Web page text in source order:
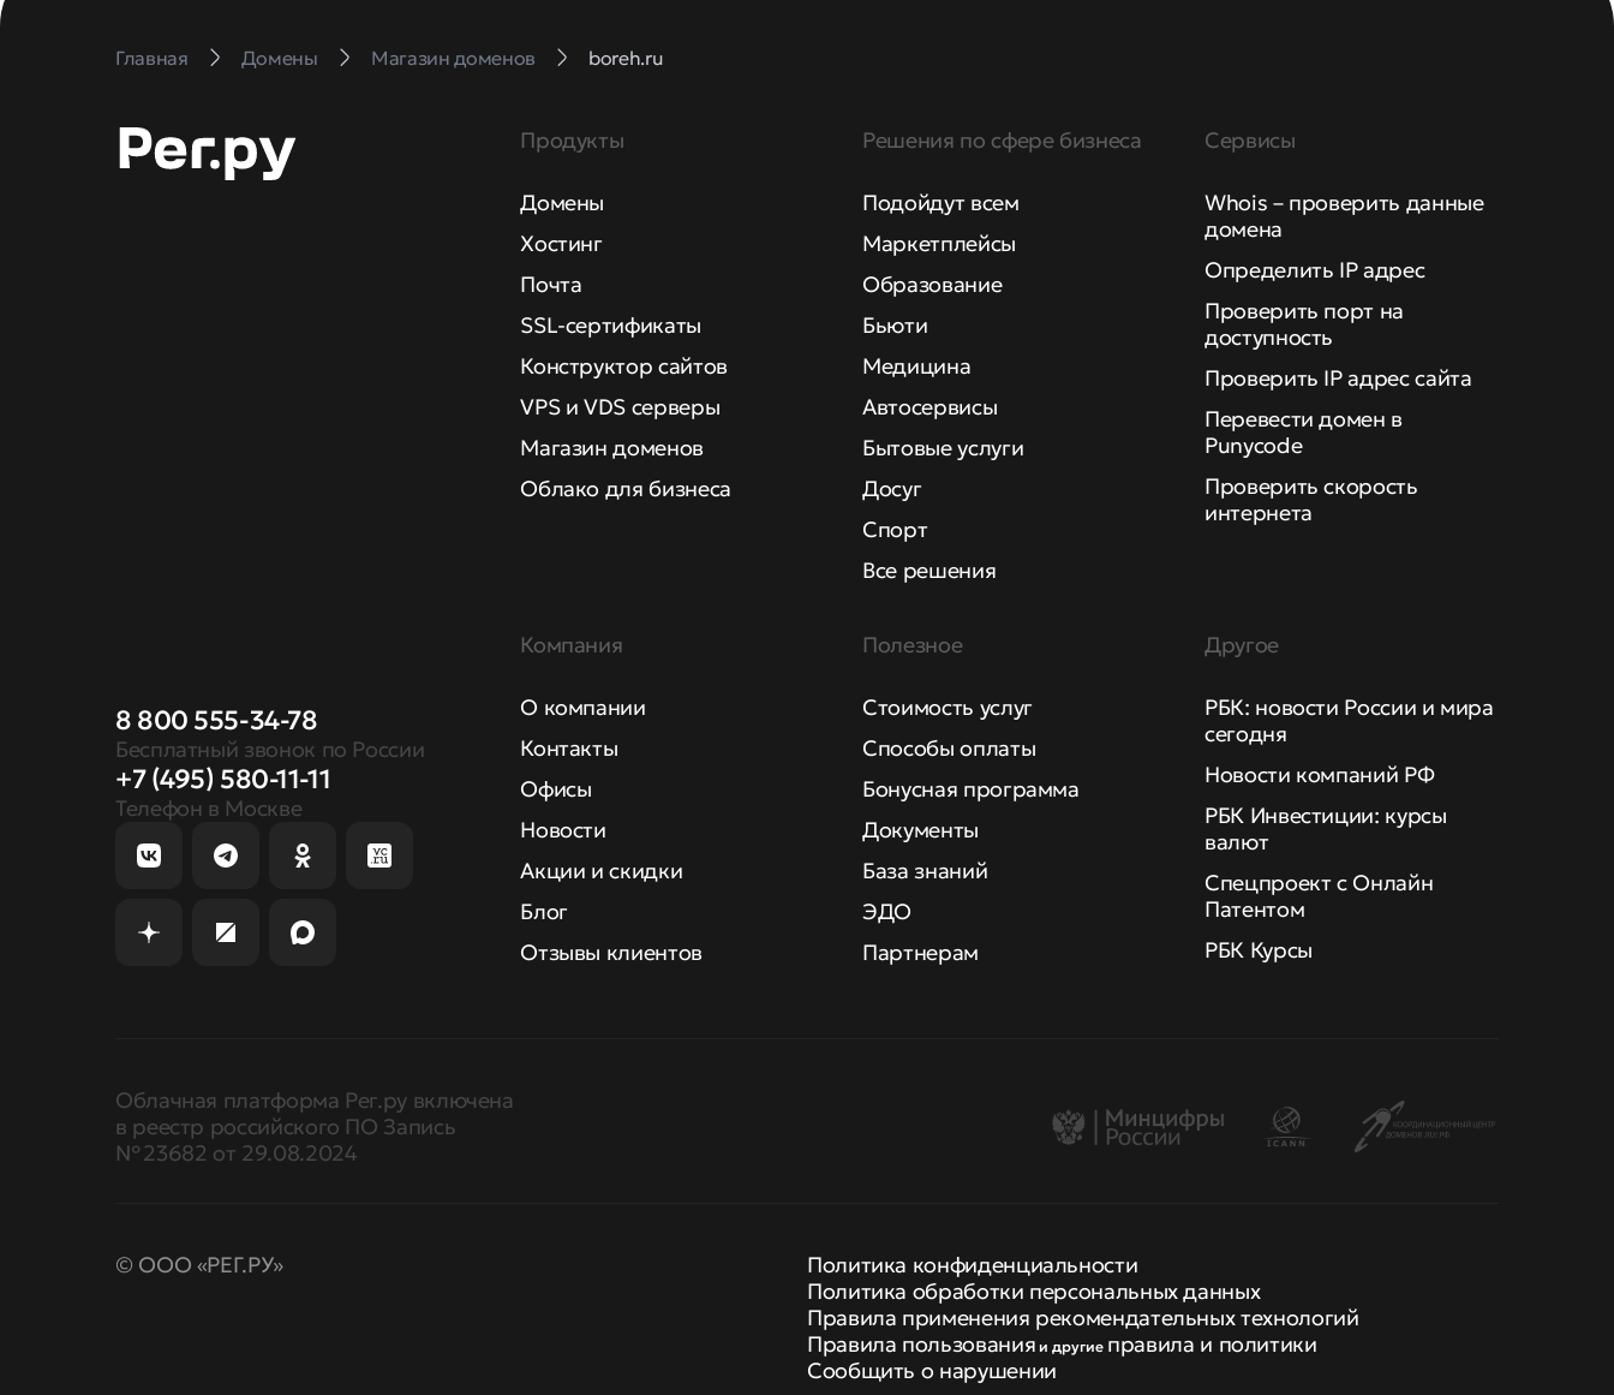
Главная Домены Магазин доменов boreh.ru
8 800 555-34-78
Бесплатный звонок по России
+7 (495) 580-11-11
Телефон в Москве
Продукты
Домены
Хостинг
Почта
SSL-сертификаты
Конструктор сайтов
VPS и VDS серверы
Магазин доменов
Облако для бизнеса
Решения по сфере бизнеса
Подойдут всем
Маркетплейсы
Образование
Бьюти
Медицина
Автосервисы
Бытовые услуги
Досуг
Спорт
Все решения
Сервисы
Whois – проверить данные
домена
Определить IP адрес
Проверить порт на
доступность
Проверить IP адрес сайта
Перевести домен в
Punycode
Проверить скорость
интернета
Компания
О компании
Контакты
Офисы
Новости
Акции и скидки
Блог
Отзывы клиентов
Полезное
Стоимость услуг
Способы оплаты
Бонусная программа
Документы
База знаний
ЭДО
Партнерам
Другое
РБК: новости России и мира
сегодня
Новости компаний РФ
РБК Инвестиции: курсы
валют
Спецпроект с Онлайн
Патентом
РБК Курсы
Облачная платформа Рег.ру включена
в реестр российского ПО Запись
№ 23682 от 29.08.2024
© ООО «РЕГ.РУ»
Политика конфиденциальности
Политика обработки персональных данных
Правила применения рекомендательных технологий
Правила пользования и другие правила и политики
Сообщить о нарушении